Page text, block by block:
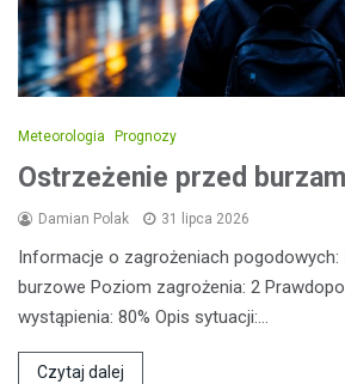
Meteorologia Prognozy
Ostrzeżenie przed
Damian Polak 31 lipca 2026
Informacje o zagrożeniach
burzowe Poziom zagrożenia: 2
wystąpienia: 80% Opis sytuacji:…
Czytaj dalej